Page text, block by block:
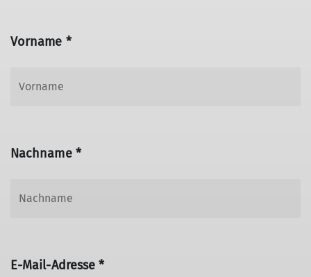
Vorname *
Nachname *
E-Mail-Adresse *